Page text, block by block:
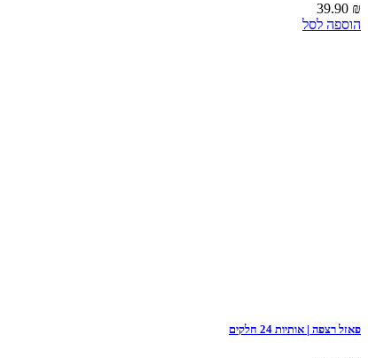
39.90 ₪
הוספה לסל
פאזל רצפה | אותיות 24 חלקים